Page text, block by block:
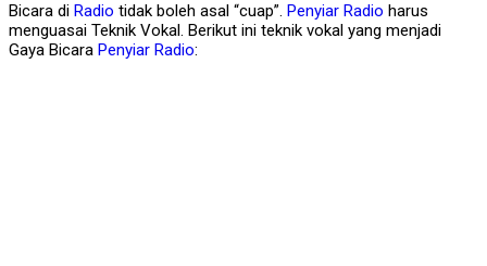
Bicara di Radio tidak boleh asal “cuap”. Penyiar Radio harus
menguasai Teknik Vokal. Berikut ini teknik vokal yang menjadi
Gaya Bicara Penyiar Radio: